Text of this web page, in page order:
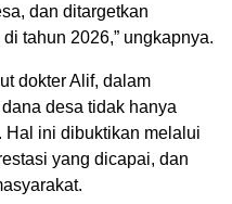
dan ditargetkan
tahun 2026,” ungkapnya.
dokter Alif, dalam
desa tidak hanya
Hal ini dibuktikan melalui
yang dicapai, dan